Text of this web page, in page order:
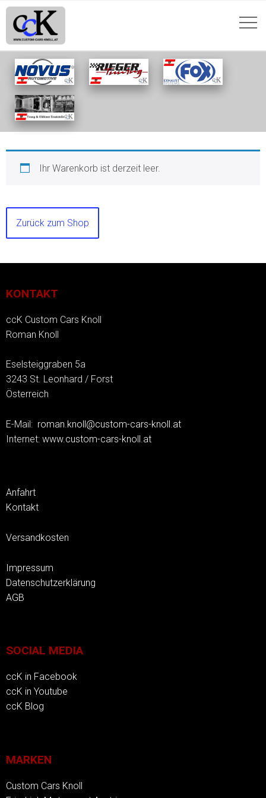
WARENKORB
Ihr Warenkorb ist derzeit leer.
Zurück zum Shop
KONTAKT
ccK Custom Cars Knoll
Roman Knoll
Eselsteiggraben 5a
3243 St. Leonhard / Forst
Österreich
E-Mail: roman.knoll@custom-cars-knoll.at
Internet: www.custom-cars-knoll.at
Anfahrt
Kontakt
Versandkosten
Impressum
Datenschutzerklärung
AGB
SOCIAL MEDIA
ccK in Facebook
ccK in Youtube
ccK Blog
MARKEN
Custom Cars Knoll